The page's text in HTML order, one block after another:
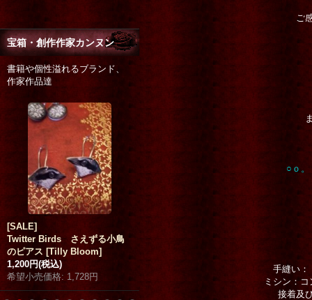
宝箱・創作作家カンヌン
書籍や個性溢れるブランド、
作家作品達
[SALE]
Twitter Birds さえずる小鳥
のピアス [Tilly Bloom]
1,200円(税込)
希望小売価格: 1,728円
Blood B.
田錦
ご
○ｏ
手縫い
ミシン：
接着及